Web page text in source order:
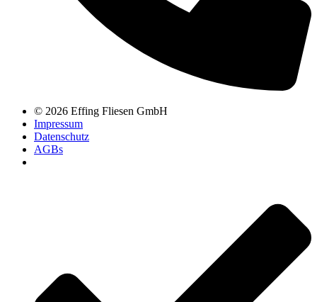
© 2026 Effing Fliesen GmbH
Impressum
Datenschutz
AGBs